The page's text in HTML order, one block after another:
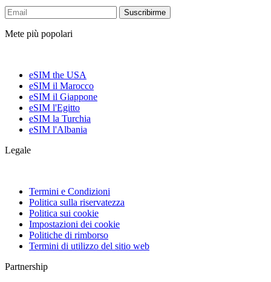
Suscribirme
Mete più popolari
eSIM the USA
eSIM il Marocco
eSIM il Giappone
eSIM l'Egitto
eSIM la Turchia
eSIM l'Albania
Legale
Termini e Condizioni
Politica sulla riservatezza
Politica sui cookie
Impostazioni dei cookie
Politiche di rimborso
Termini di utilizzo del sitio web
Partnership